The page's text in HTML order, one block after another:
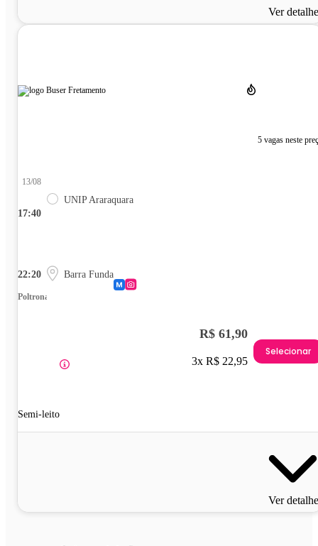
Ver
5 vagas neste
17:40
13/08
UNIP Araraquara
22:20 Barra Funda
Poltrona
Semi-leito
R$ 61,90
3x R$ 22,95
Selecionar
Ver